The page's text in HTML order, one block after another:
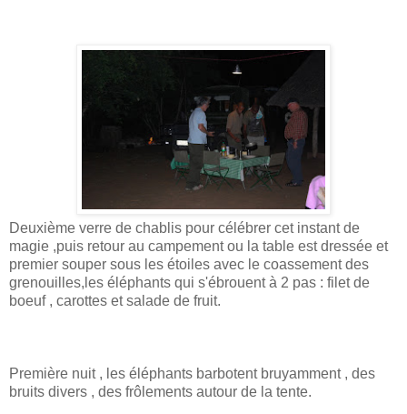
Deuxième verre de chablis pour célébrer cet instant de
magie ,puis retour au campement ou la table est dressée et
premier souper sous les étoiles avec le coassement des
grenouilles,les éléphants qui s'ébrouent à 2 pas : filet de
boeuf , carottes et salade de fruit.
Première nuit , les éléphants barbotent bruyamment , des
bruits divers , des frôlements autour de la tente.